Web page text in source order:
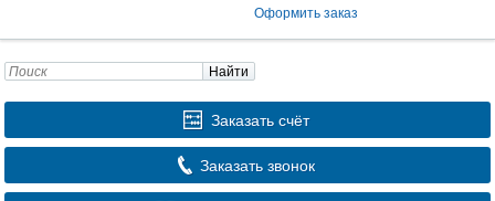
Оформить заказ
Найти
Заказать счёт
Заказать звонок